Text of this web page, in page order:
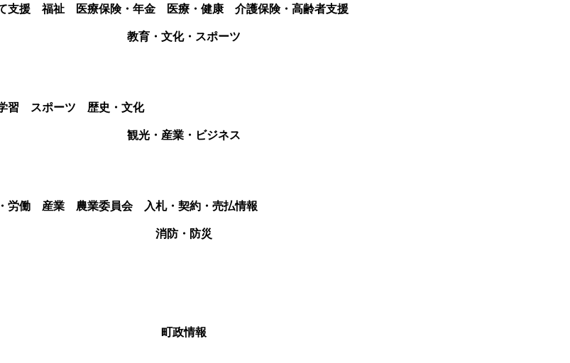
支援 福祉 医療保険・年金 医療・健康
介護保険・高齢者支援
教育・文化・スポーツ
習 スポーツ
歴史・文化
観光・産業・ビジネス
労働 産業 農業委員会
入札・契約・売払情報
消防・防災
町政情報